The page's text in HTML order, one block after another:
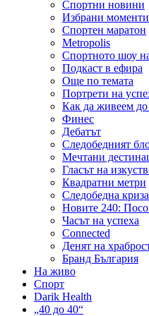
Спортни новини
Избрани
Спортен маратон
Metropolis
Спортното шоу
Подкаст в ефира
Още по темата
Портрети на
Как да живеем до
Финес
Дебатът
Следобедният
Мечтани
Гласът на
Квадратни метри
Следобедна криза
Новите 240:
Часът на успеха
Connected
Денят на
Бранд България
На живо
Спорт
Darik Health
„40 до 40“